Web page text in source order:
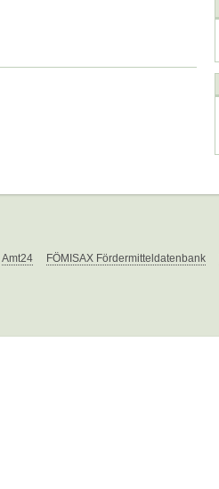
Amt24 FÖMISAX Fördermitteldatenbank